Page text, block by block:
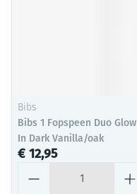
Bibs
Bibs 1 Fopspeen Duo Glow
In Dark Vanilla/oak
€ 12,95